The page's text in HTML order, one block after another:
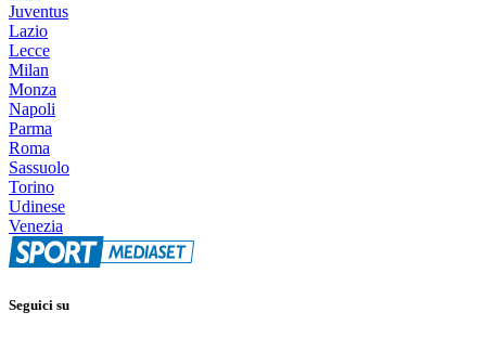
Juventus
Lazio
Lecce
Milan
Monza
Napoli
Parma
Roma
Sassuolo
Torino
Udinese
Venezia
Seguici su